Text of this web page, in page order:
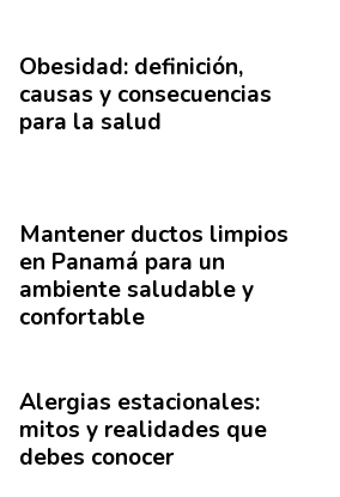
Obesidad: definición,
causas y consecuencias
para la salud
Mantener ductos limpios
en Panamá para un
ambiente saludable y
confortable
Alergias estacionales:
mitos y realidades que
debes conocer